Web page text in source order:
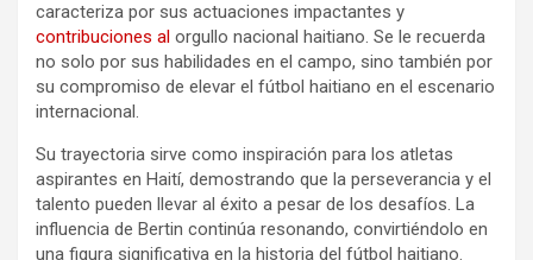
caracteriza por sus actuaciones impactantes y
contribuciones al orgullo nacional haitiano. Se le recuerda
no solo por sus habilidades en el campo, sino también por
su compromiso de elevar el fútbol haitiano en el escenario
internacional.
Su trayectoria sirve como inspiración para los atletas
aspirantes en Haití, demostrando que la perseverancia y el
talento pueden llevar al éxito a pesar de los desafíos. La
influencia de Bertin continúa resonando, convirtiéndolo en
una figura significativa en la historia del fútbol haitiano.